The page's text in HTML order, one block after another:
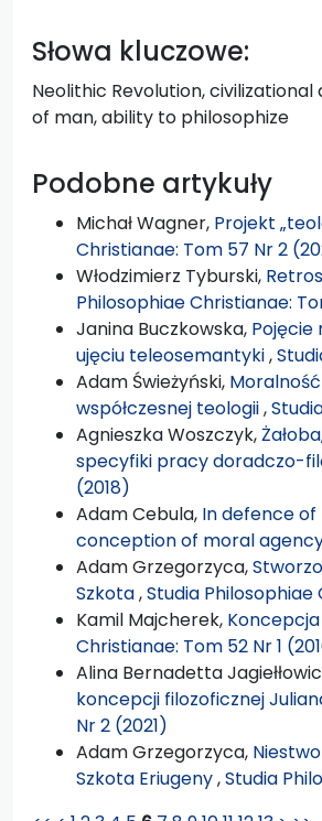
Słowa kluczowe:
Neolithic Revolution,
of man, ability to philosophize
Podobne artykuły
Michał Wagner, Projekt
Christianae: Tom 57 Nr 2
Włodzimierz Tyburski,
Philosophiae Christianae:
Janina Buczkowska,
ujęciu teleosemantyki,
Adam Świeżyński,
współczesnej teologii,
Agnieszka Woszczyk,
specyfiki pracy doradczo-
(2018)
Adam Cebula, In defence
conception of moral
Adam Grzegorzyca,
Szkota,Studia Philosophiae
Kamil Majcherek,
Christianae: Tom 52 Nr 1
Alina Bernadetta
koncepcji filozoficznej
Nr 2 (2021)
Adam Grzegorzyca,
Szkota Eriugeny,Studia